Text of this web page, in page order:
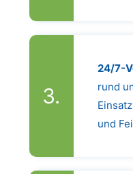
24/7-
rund
und